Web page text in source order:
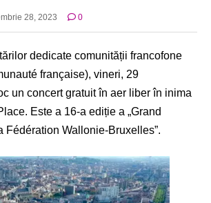
28, 2023 0
dedicate comunității francofone
française), vineri, 29
un concert gratuit în aer liber în inima
Este a 16-a ediție a „Grand
Fédération Wallonie-Bruxelles”.